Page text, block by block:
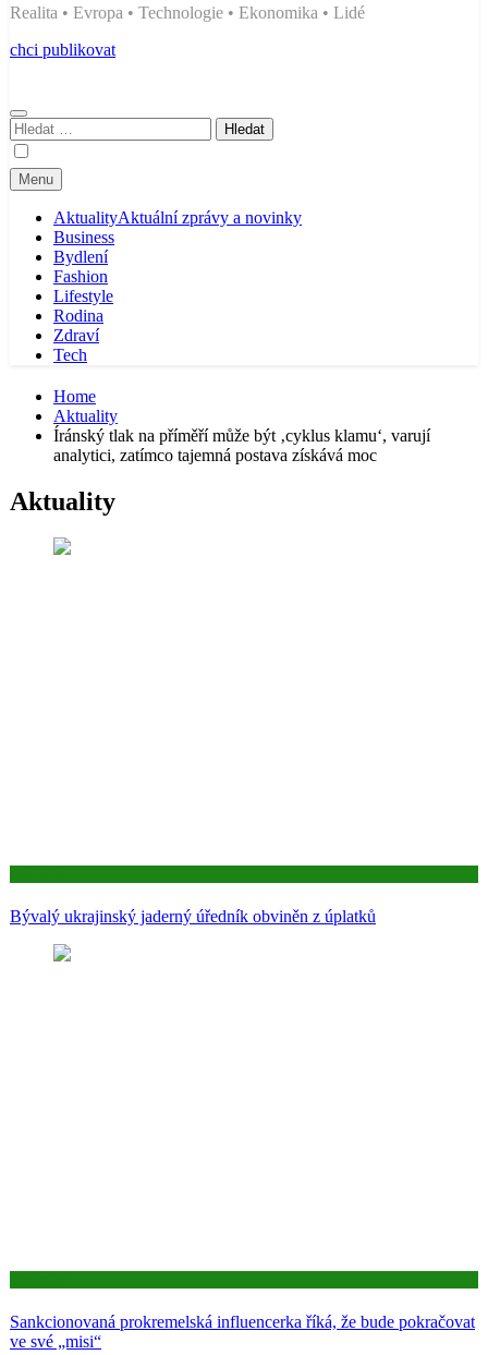
Realita • Evropa • Technologie • Ekonomika • Lidé
chci publikovat
Vyhledávání
Menu
AktualityAktuální zprávy a novinky
Business
Bydlení
Fashion
Lifestyle
Rodina
Zdraví
Tech
Home
Aktuality
Íránský tlak na příměří může být ‚cyklus klamu‘, varují
analytici, zatímco tajemná postava získává moc
Aktuality
Bývalý ukrajinský jaderný úředník obviněn z úplatků
Sankcionovaná prokremelská influencerka říká, že bude pokračovat
ve své „misi“